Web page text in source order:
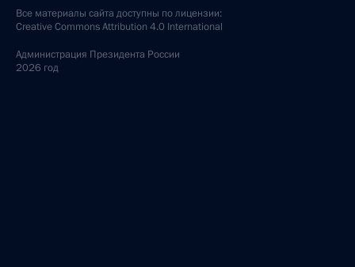
Все материалы сайта доступны по лицензии:
Creative Commons Attribution 4.0 International
Администрация Президента России
2026 год